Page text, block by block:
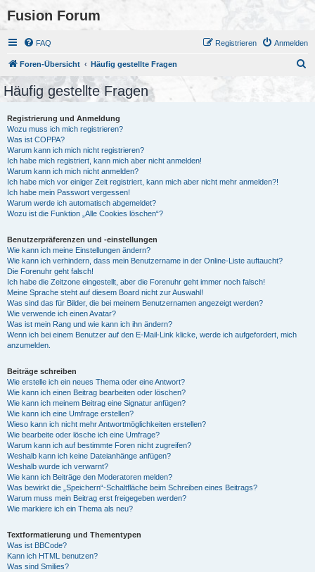
Fusion Forum
FAQ Anmelden
Registrieren
Foren-Übersicht Häufig gestellte Fragen
Häufig gestellte Fragen
Registrierung und Anmeldung
Wozu muss ich mich registrieren?
Was ist COPPA?
Warum kann ich mich nicht registrieren?
Ich habe mich registriert, kann mich aber nicht anmelden!
Warum kann ich mich nicht anmelden?
Ich habe mich vor einiger Zeit registriert, kann mich aber nicht mehr anmelden?!
Ich habe mein Passwort vergessen!
Warum werde ich automatisch abgemeldet?
Wozu ist die Funktion „Alle Cookies löschen“?
Benutzerpräferenzen und -einstellungen
Wie kann ich meine Einstellungen ändern?
Wie kann ich verhindern, dass mein Benutzername in der Online-Liste auftaucht?
Die Forenuhr geht falsch!
Ich habe die Zeitzone eingestellt, aber die Forenuhr geht immer noch falsch!
Meine Sprache steht auf diesem Board nicht zur Auswahl!
Was sind das für Bilder, die bei meinem Benutzernamen angezeigt werden?
Wie verwende ich einen Avatar?
Was ist mein Rang und wie kann ich ihn ändern?
Wenn ich bei einem Benutzer auf den E-Mail-Link klicke, werde ich aufgefordert, mich
anzumelden.
Beiträge schreiben
Wie erstelle ich ein neues Thema oder eine Antwort?
Wie kann ich einen Beitrag bearbeiten oder löschen?
Wie kann ich meinem Beitrag eine Signatur anfügen?
Wie kann ich eine Umfrage erstellen?
Wieso kann ich nicht mehr Antwortmöglichkeiten erstellen?
Wie bearbeite oder lösche ich eine Umfrage?
Warum kann ich auf bestimmte Foren nicht zugreifen?
Weshalb kann ich keine Dateianhänge anfügen?
Weshalb wurde ich verwarnt?
Wie kann ich Beiträge den Moderatoren melden?
Was bewirkt die „Speichern“-Schaltfläche beim Schreiben eines Beitrags?
Warum muss mein Beitrag erst freigegeben werden?
Wie markiere ich ein Thema als neu?
Textformatierung und Thementypen
Was ist BBCode?
Kann ich HTML benutzen?
Was sind Smilies?